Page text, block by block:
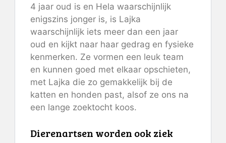
4 jaar oud is en Hela waarschijnlijk
enigszins jonger is, is Lajka
waarschijnlijk iets meer dan een jaar
oud en kijkt naar haar gedrag en fysieke
kenmerken. Ze vormen een leuk team
en kunnen goed met elkaar opschieten,
met Lajka die zo gemakkelijk bij de
katten en honden past, alsof ze ons na
een lange zoektocht koos.
Dierenartsen worden ook ziek